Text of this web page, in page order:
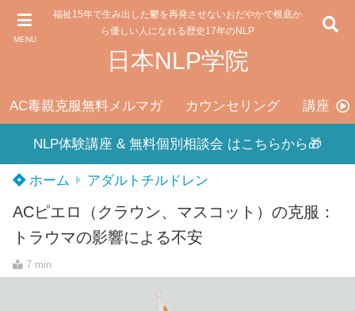
MENU
福祉15年で生み出した鬱を再発させないおだやかで根底か
ら優しい人になれる歴史17年のNLP
日本NLP学院
AC毒親克服無料メルマガ カウンセリング 講座料
NLP体験講座 & 無料個別相談会 はこちらから🎁
ホーム アダルトチルドレン
ACピエロ（クラウン、マスコット）の克服：
トラウマの影響による不安
7 min